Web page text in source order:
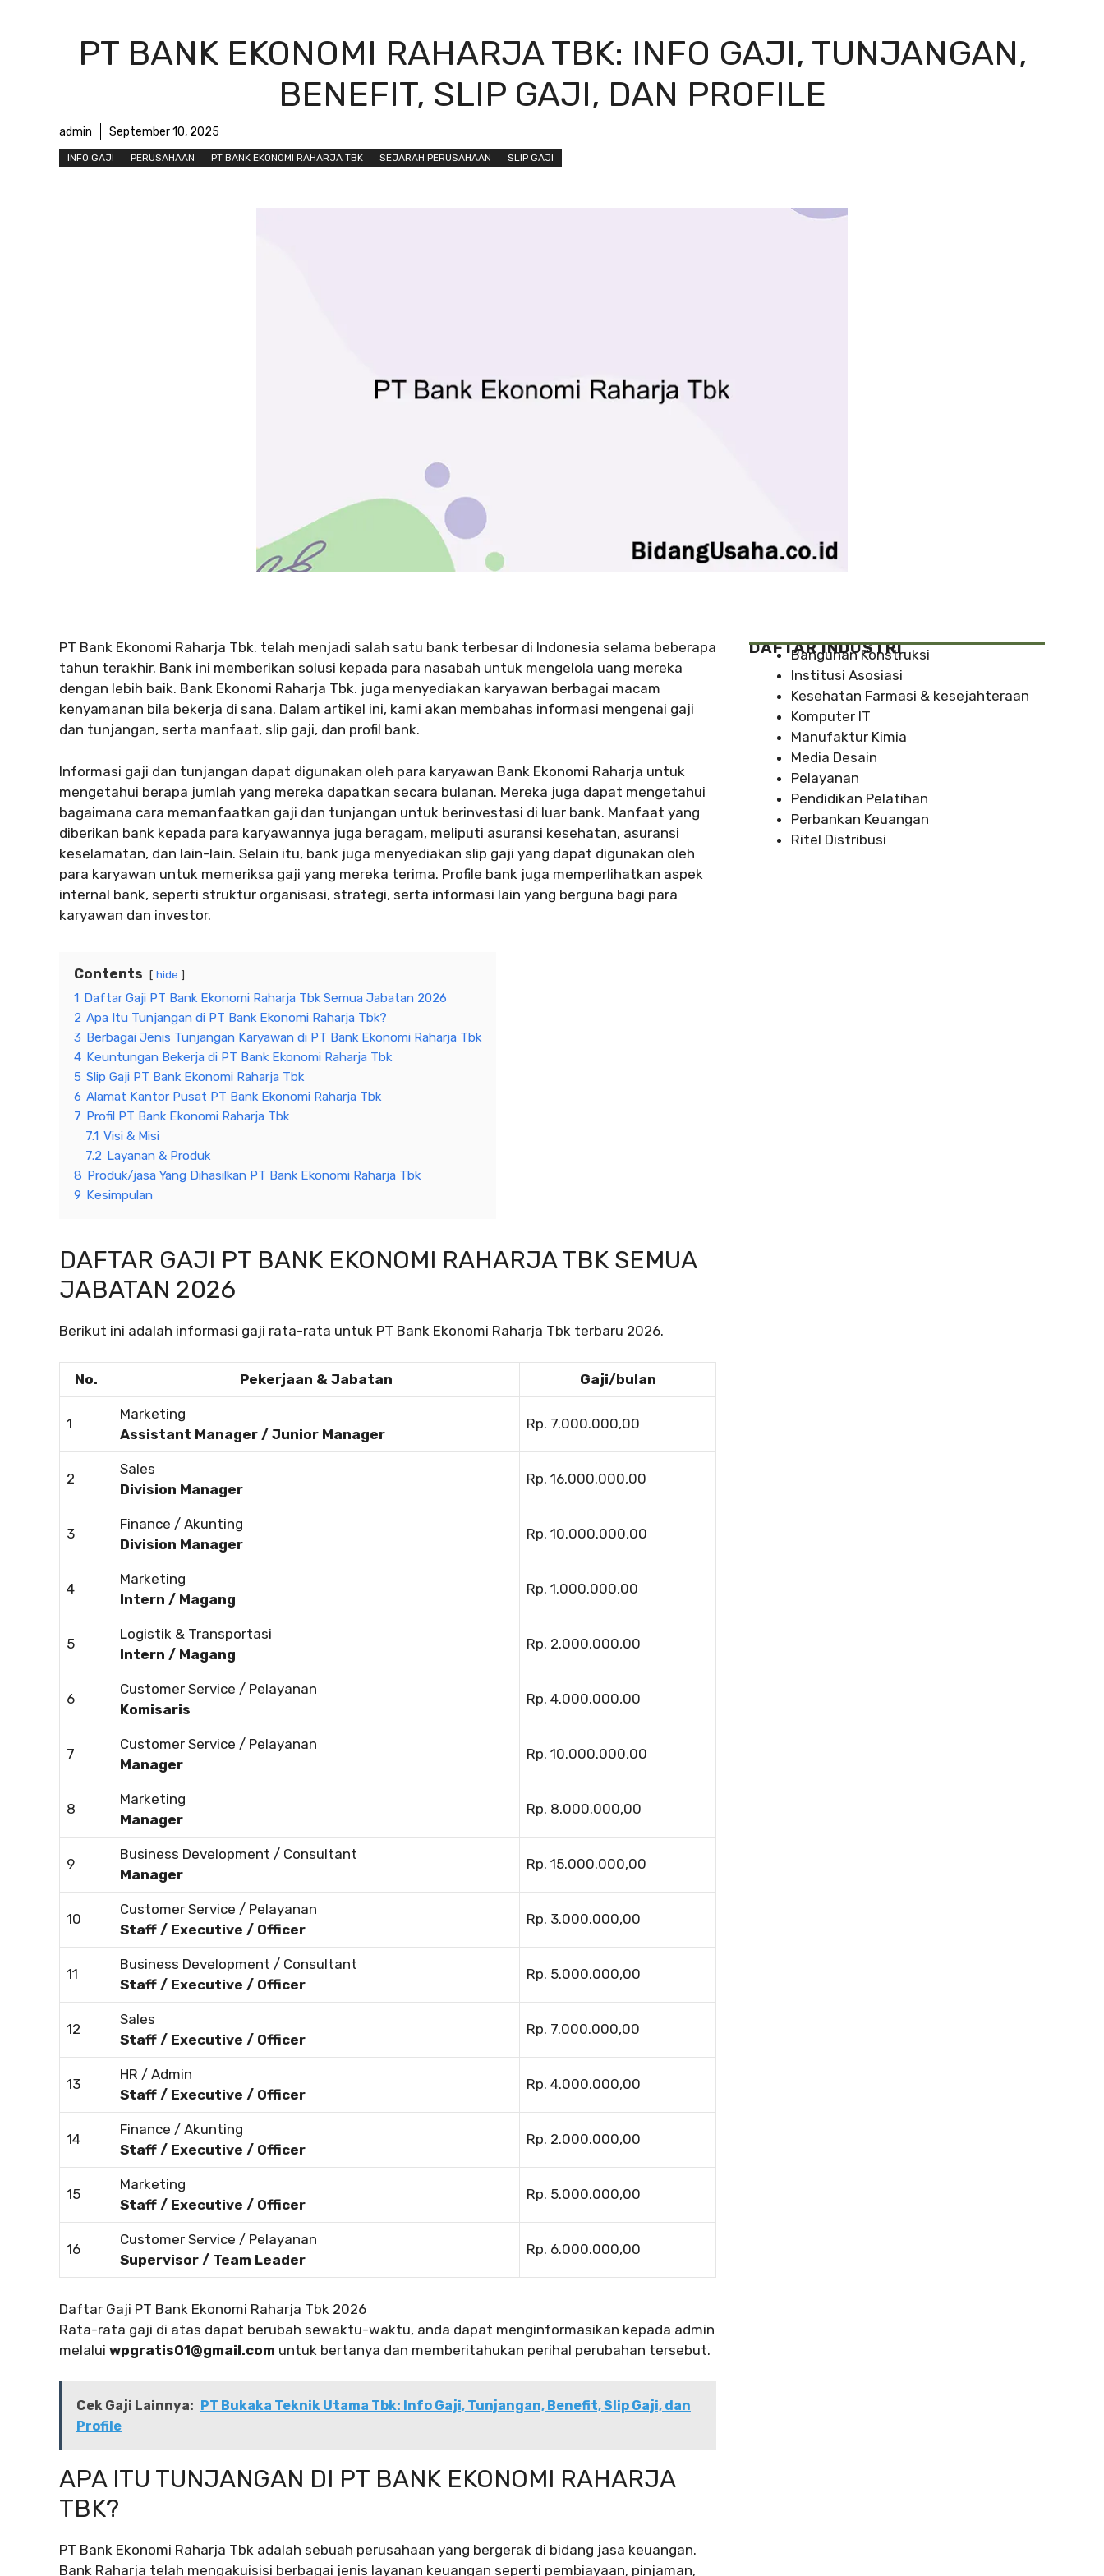
PT BANK EKONOMI RAHARJA TBK: INFO GAJI, TUNJANGAN,
BENEFIT, SLIP GAJI, DAN PROFILE
admin September 10, 2025
INFO GAJI PERUSAHAAN PT BANK EKONOMI RAHARJA TBK SEJARAH PERUSAHAAN SLIP GAJI
PT Bank Ekonomi Raharja Tbk. telah menjadi salah satu bank terbesar di Indonesia selama beberapa
tahun terakhir. Bank ini memberikan solusi kepada para nasabah untuk mengelola uang mereka
dengan lebih baik. Bank Ekonomi Raharja Tbk. juga menyediakan karyawan berbagai macam
kenyamanan bila bekerja di sana. Dalam artikel ini, kami akan membahas informasi mengenai gaji
dan tunjangan, serta manfaat, slip gaji, dan profil bank.
Informasi gaji dan tunjangan dapat digunakan oleh para karyawan Bank Ekonomi Raharja untuk
mengetahui berapa jumlah yang mereka dapatkan secara bulanan. Mereka juga dapat mengetahui
bagaimana cara memanfaatkan gaji dan tunjangan untuk berinvestasi di luar bank. Manfaat yang
diberikan bank kepada para karyawannya juga beragam, meliputi asuransi kesehatan, asuransi
keselamatan, dan lain-lain. Selain itu, bank juga menyediakan slip gaji yang dapat digunakan oleh
para karyawan untuk memeriksa gaji yang mereka terima. Profile bank juga memperlihatkan aspek
internal bank, seperti struktur organisasi, strategi, serta informasi lain yang berguna bagi para
karyawan dan investor.
Contents hide
1 Daftar Gaji PT Bank Ekonomi Raharja Tbk Semua Jabatan 2026
2 Apa Itu Tunjangan di PT Bank Ekonomi Raharja Tbk?
3 Berbagai Jenis Tunjangan Karyawan di PT Bank Ekonomi Raharja Tbk
4 Keuntungan Bekerja di PT Bank Ekonomi Raharja Tbk
5 Slip Gaji PT Bank Ekonomi Raharja Tbk
6 Alamat Kantor Pusat PT Bank Ekonomi Raharja Tbk
7 Profil PT Bank Ekonomi Raharja Tbk
7.1 Visi & Misi
7.2 Layanan & Produk
8 Produk/jasa Yang Dihasilkan PT Bank Ekonomi Raharja Tbk
9 Kesimpulan
DAFTAR GAJI PT BANK EKONOMI RAHARJA TBK SEMUA
JABATAN 2026
Berikut ini adalah informasi gaji rata-rata untuk PT Bank Ekonomi Raharja Tbk terbaru 2026.
No. Pekerjaan & Jabatan Gaji/bulan
1
Marketing
Assistant Manager / Junior Manager
Rp. 7.000.000,00
2
Sales
Division Manager
Rp. 16.000.000,00
3
Finance / Akunting
Division Manager
Rp. 10.000.000,00
4
Marketing
Intern / Magang
Rp. 1.000.000,00
5
Logistik & Transportasi
Intern / Magang
Rp. 2.000.000,00
6
Customer Service / Pelayanan
Komisaris
Rp. 4.000.000,00
7
Customer Service / Pelayanan
Manager
Rp. 10.000.000,00
8
Marketing
Manager
Rp. 8.000.000,00
9
Business Development / Consultant
Manager
Rp. 15.000.000,00
10
Customer Service / Pelayanan
Staff / Executive / Officer
Rp. 3.000.000,00
11
Business Development / Consultant
Staff / Executive / Officer
Rp. 5.000.000,00
12
Sales
Staff / Executive / Officer
Rp. 7.000.000,00
13
HR / Admin
Staff / Executive / Officer
Rp. 4.000.000,00
14
Finance / Akunting
Staff / Executive / Officer
Rp. 2.000.000,00
15
Marketing
Staff / Executive / Officer
Rp. 5.000.000,00
16
Customer Service / Pelayanan
Supervisor / Team Leader
Rp. 6.000.000,00
Daftar Gaji PT Bank Ekonomi Raharja Tbk 2026
Rata-rata gaji di atas dapat berubah sewaktu-waktu, anda dapat menginformasikan kepada admin
melalui wpgratis01@gmail.com untuk bertanya dan memberitahukan perihal perubahan tersebut.
Cek Gaji Lainnya:
PT Bukaka Teknik Utama Tbk: Info Gaji, Tunjangan, Benefit, Slip Gaji, dan
Profile
APA ITU TUNJANGAN DI PT BANK EKONOMI RAHARJA
TBK?
PT Bank Ekonomi Raharja Tbk adalah sebuah perusahaan yang bergerak di bidang jasa keuangan.
Bank Raharja telah mengakuisisi berbagai jenis layanan keuangan seperti pembiayaan, pinjaman,
DAFTAR INDUSTRI
Bangunan Konstruksi
Institusi Asosiasi
Kesehatan Farmasi & kesejahteraan
Komputer IT
Manufaktur Kimia
Media Desain
Pelayanan
Pendidikan Pelatihan
Perbankan Keuangan
Ritel Distribusi